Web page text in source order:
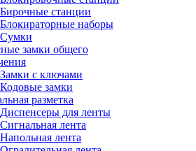
Бирочные станции
Блокираторные наборы
Сумки
замки общего
Замки с ключами
Кодовые замки
разметка
Диспенсеры для ленты
Сигнальная лента
Напольная лента